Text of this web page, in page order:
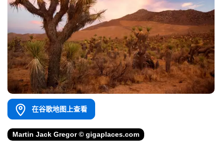
在谷歌地图上查看
Martin Jack Gregor © gigaplaces.com